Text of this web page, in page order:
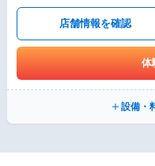
店舗情報を確認
体
設備・